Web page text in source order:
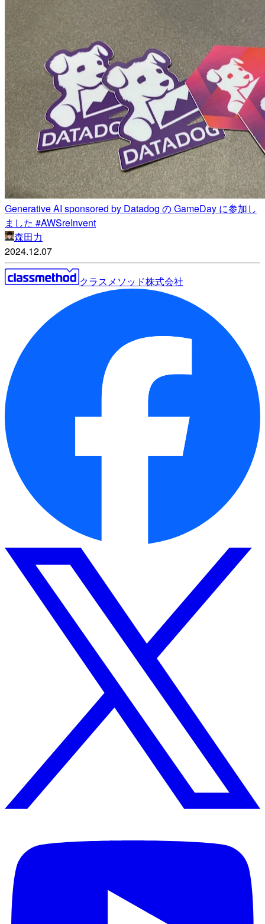
Generative AI sponsored by Datadog の GameDay に参加し
ました #AWSreInvent
森田力
2024.12.07
クラスメソッド株式会社